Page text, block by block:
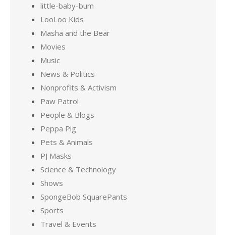
little-baby-bum
LooLoo Kids
Masha and the Bear
Movies
Music
News & Politics
Nonprofits & Activism
Paw Patrol
People & Blogs
Peppa Pig
Pets & Animals
PJ Masks
Science & Technology
Shows
SpongeBob SquarePants
Sports
Travel & Events